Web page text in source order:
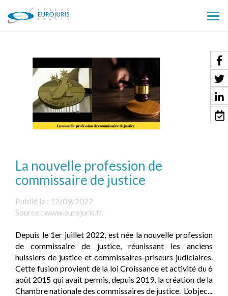
le
La nouvelle profession de
commissaire de justice
Publié le : 12/09/2022
Source : www.eurojuris.fr
Depuis le 1er juillet 2022, est née la nouvelle profession
de commissaire de justice, réunissant les anciens
huissiers de justice et commissaires-priseurs judiciaires.
Cette fusion provient de la loi Croissance et activité du 6
août 2015 qui avait permis, depuis 2019, la création de la
Chambre nationale des commissaires de justice. L’objec...